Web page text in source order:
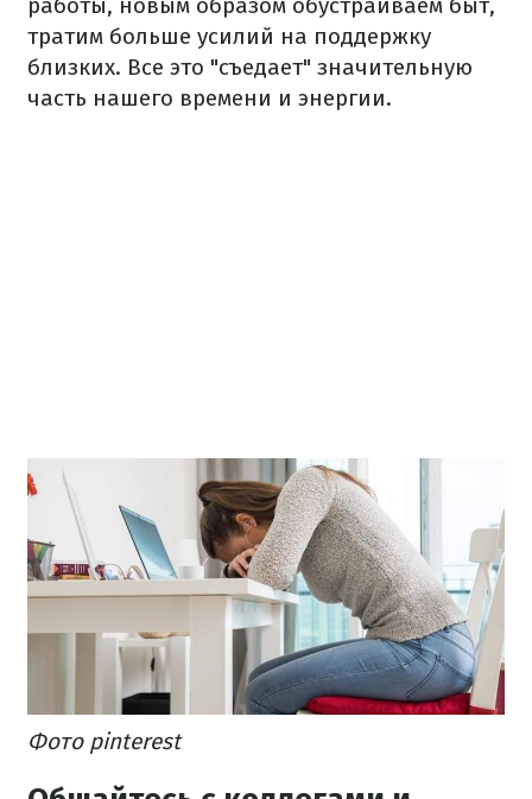
работы, новым образом обустраиваем быт,
тратим больше усилий на поддержку
близких. Все это "съедает" значительную
часть нашего времени и энергии.
Фото pinterest